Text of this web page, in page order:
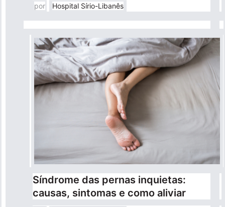
por Hospital Sírio-Libanês
Síndrome das pernas inquietas:
causas, sintomas e como aliviar